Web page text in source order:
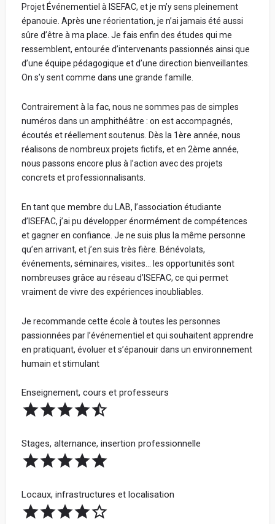
Projet Événementiel à ISEFAC, et je m’y sens pleinement
épanouie. Après une réorientation, je n’ai jamais été aussi
sûre d’être à ma place. Je fais enfin des études qui me
ressemblent, entourée d’intervenants passionnés ainsi que
d’une équipe pédagogique et d’une direction bienveillantes.
On s’y sent comme dans une grande famille.
Contrairement à la fac, nous ne sommes pas de simples
numéros dans un amphithéâtre : on est accompagnés,
écoutés et réellement soutenus. Dès la 1ère année, nous
réalisons de nombreux projets fictifs, et en 2ème année,
nous passons encore plus à l’action avec des projets
concrets et professionnalisants.
En tant que membre du LAB, l’association étudiante
d’ISEFAC, j’ai pu développer énormément de compétences
et gagner en confiance. Je ne suis plus la même personne
qu’en arrivant, et j’en suis très fière. Bénévolats,
événements, séminaires, visites… les opportunités sont
nombreuses grâce au réseau d’ISEFAC, ce qui permet
vraiment de vivre des expériences inoubliables.
Je recommande cette école à toutes les personnes
passionnées par l’événementiel et qui souhaitent apprendre
en pratiquant, évoluer et s’épanouir dans un environnement
humain et stimulant
Enseignement, cours et professeurs
Stages, alternance, insertion professionnelle
Locaux, infrastructures et localisation
Ton avis, ton prénom, ton nom et ton adresse e-mail
restent anonymes.
Ton école n'a pas et n'aura jamais accès à tes
informations personnelles.
Bonne rédaction ! 😃
Avis par catégorie :
La note globale de ton école sera la moyenne de ces 4
catégories.
Votre prénom de publication (réel ou inventé) :
Votre vrai prénom et votre nom - Obligatoire (ne
seront jamais communiqués. Cela nous permet de
l'école) :
Spécialisation
Votre Parcours avant l'école
Votre adresse mail (ne sera jamais communiquée à
l'école) :
Votre retour d'expérience au sein de l'école, en
détaillant chacune de vos notes données ci-
En soumettant mon avis, j'accepte les
générales d'utilisation.